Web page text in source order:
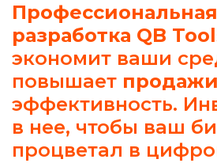
Профессиональная
разработка QB
экономит ваши
повышает продажи
эффективность.
в нее, чтобы ваш
процветал в